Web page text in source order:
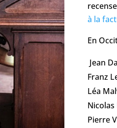
à la
En
Jean
Franz
Léa
Nicolas
Pierre